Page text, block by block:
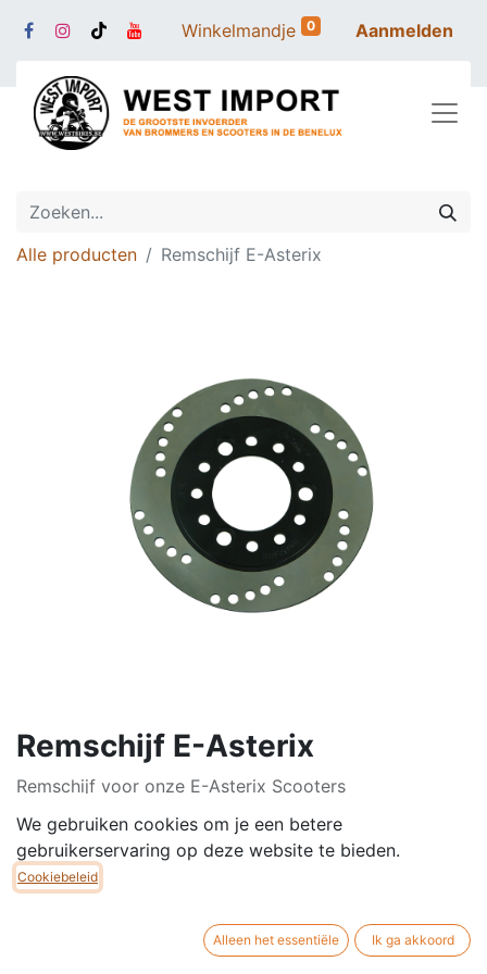
Winkelmandje 0 Aanmelden
Alle producten Remschijf E-Asterix
Remschijf E-Asterix
Remschijf voor onze E-Asterix Scooters
Deze kan zowel voor- alsook achteraan geplaatst
worden.
Diameter Gat Midden: 58mm
We gebruiken cookies om je een betere
gebruikerservaring op deze website te bieden.
Cookiebeleid
Alleen het essentiële Ik ga akkoord